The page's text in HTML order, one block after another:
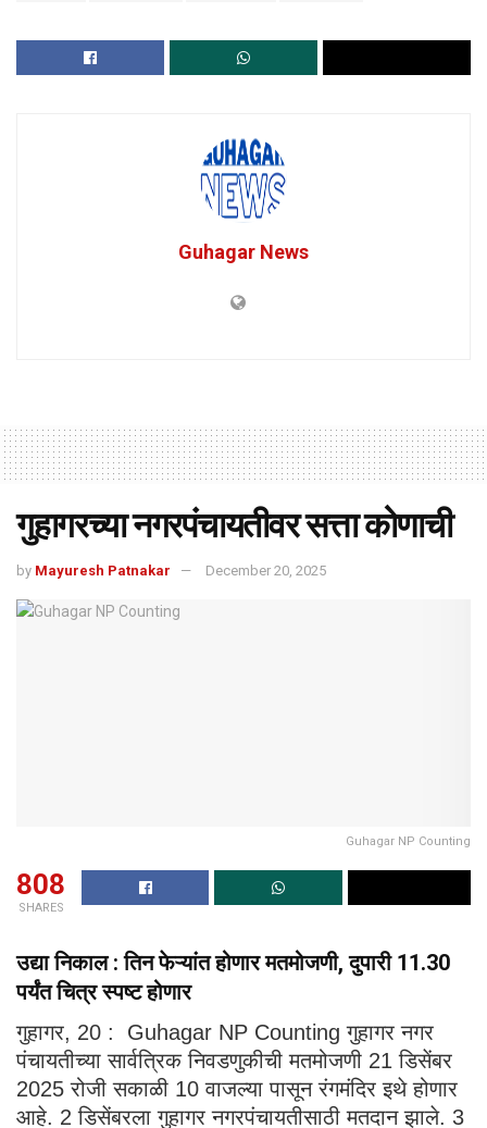
Guhagar News
गुहागरच्या नगरपंचायतीवर सत्ता कोणाची
by Mayuresh Patnakar December 20, 2025
Guhagar NP Counting
808
SHARES
उद्या निकाल : तिन फेऱ्यांत होणार मतमोजणी, दुपारी 11.30
पर्यंत चित्र स्पष्ट होणार
गुहागर, 20 : Guhagar NP Counting गुहागर नगर
पंचायतीच्या सार्वत्रिक निवडणुकीची मतमोजणी 21 डिसेंबर
2025 रोजी सकाळी 10 वाजल्या पासून रंगमंदिर इथे होणार
आहे. 2 डिसेंबरला गुहागर नगरपंचायतीसाठी मतदान झाले. 3